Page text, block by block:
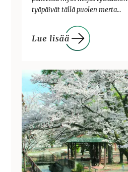
työpäivät tällä puolen merta…